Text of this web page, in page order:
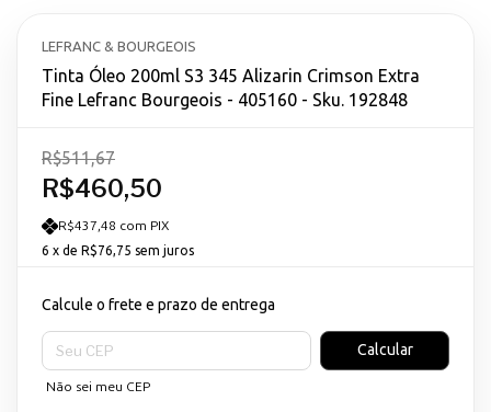
LEFRANC & BOURGEOIS
Tinta Óleo 200ml S3 345 Alizarin Crimson Extra
Fine Lefranc Bourgeois - 405160 - Sku. 192848
R$460,50
R$511,67
R$437,48 com PIX
6 x de R$76,75 sem juros
Calcule o frete e prazo de entrega
Entregas para o CEP:
Calcular
Não sei meu CEP